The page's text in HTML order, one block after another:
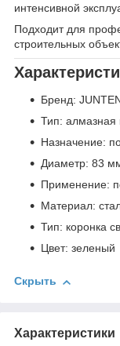
интенсивной
Подходит для
строительных
Бренд:
Тип: алмазная
Назначение:
Диаметр: 83
Применение:
Материал:
Тип: коронка
Цвет: зеленый
Скрыть
Характеристики